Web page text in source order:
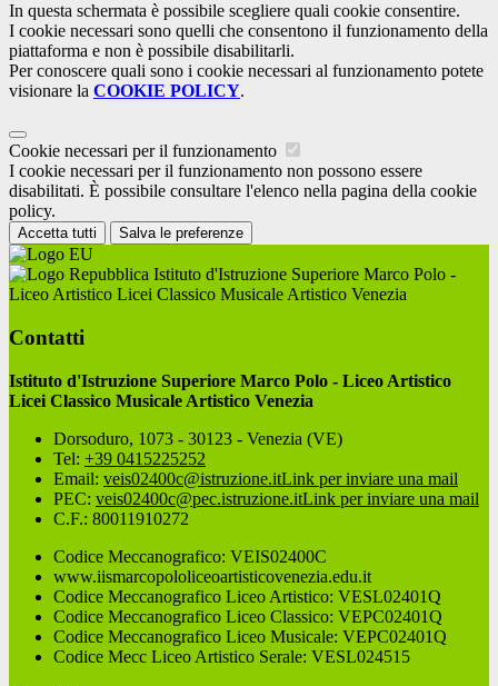
In questa schermata è possibile scegliere quali cookie consentire.
I cookie necessari sono quelli che consentono il funzionamento della
piattaforma e non è possibile disabilitarli.
Per conoscere quali sono i cookie necessari al funzionamento potete
visionare la COOKIE POLICY.
Cookie necessari per il funzionamento
I cookie necessari per il funzionamento non possono essere
disabilitati. È possibile consultare l'elenco nella pagina della cookie
policy.
Accetta tutti Salva le preferenze
Istituto d'Istruzione Superiore Marco Polo -
Liceo Artistico Licei Classico Musicale Artistico Venezia
Contatti
Istituto d'Istruzione Superiore Marco Polo - Liceo Artistico
Licei Classico Musicale Artistico Venezia
Dorsoduro, 1073 - 30123 - Venezia (VE)
Tel: +39 0415225252
Email: veis02400c@istruzione.itLink per inviare una mail
PEC: veis02400c@pec.istruzione.itLink per inviare una mail
C.F.: 80011910272
Codice Meccanografico: VEIS02400C
www.iismarcopololiceoartisticovenezia.edu.it
Codice Meccanografico Liceo Artistico: VESL02401Q
Codice Meccanografico Liceo Classico: VEPC02401Q
Codice Meccanografico Liceo Musicale: VEPC02401Q
Codice Mecc Liceo Artistico Serale: VESL024515